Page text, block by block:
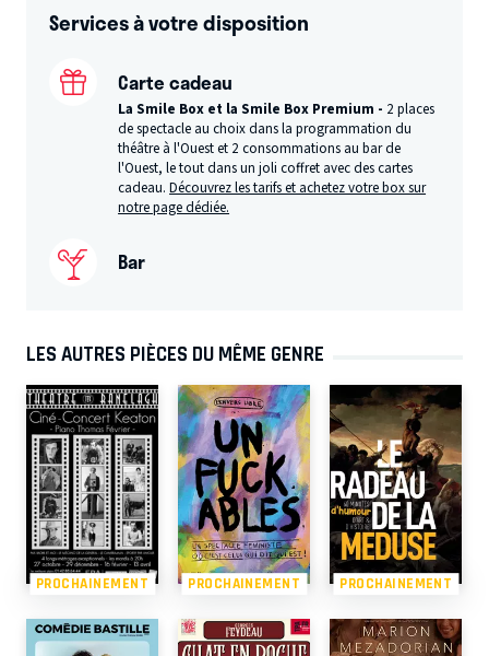
Services à votre disposition
Carte cadeau
La Smile Box et la Smile Box Premium - 2 places
de spectacle au choix dans la programmation du
théâtre à l'Ouest et 2 consommations au bar de
l'Ouest, le tout dans un joli coffret avec des cartes
cadeau.Découvrez les tarifs et achetez votre box sur
notre page dédiée.
Bar
LES AUTRES PIÈCES DU MÊME GENRE
PROCHAINEMENT PROCHAINEMENT PROCHAINEMENT